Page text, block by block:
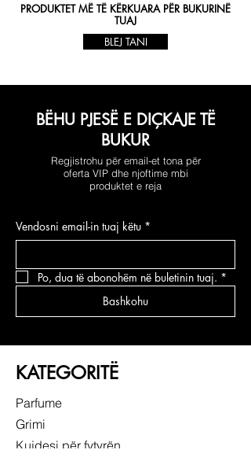
PRODUKTET MË TË KËRKUARA PËR BUKURINË
TUAJ
BLEJ TANI
BËHU PJESË E DIÇKAJE TË
BUKUR
Regjistrohu për email-et tona për
oferta VIP dhe njoftime mbi
produktet e reja
Vendosni email-in tuaj këtu *
Po, dua të abonohëm në buletinin tuaj. *
Bashkohu
KATEGORITË
Parfume
Grimi
Kujdesi për fytyrën